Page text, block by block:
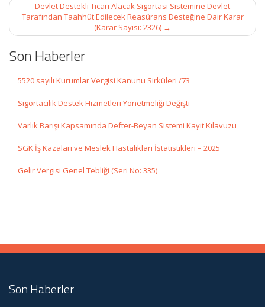
Devlet Destekli Ticari Alacak Sigortası Sistemine Devlet
Tarafından Taahhüt Edilecek Reasürans Desteğine Dair Karar
(Karar Sayısı: 2326) →
Son Haberler
5520 sayılı Kurumlar Vergisi Kanunu Sirküleri /73
Sigortacılık Destek Hizmetleri Yönetmeliği Değişti
Varlık Barışı Kapsamında Defter-Beyan Sistemi Kayıt Kılavuzu
SGK İş Kazaları ve Meslek Hastalıkları İstatistikleri – 2025
Gelir Vergisi Genel Tebliği (Seri No: 335)
Son Haberler